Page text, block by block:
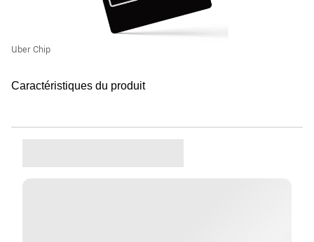
Uber Chip
Caractéristiques du produit